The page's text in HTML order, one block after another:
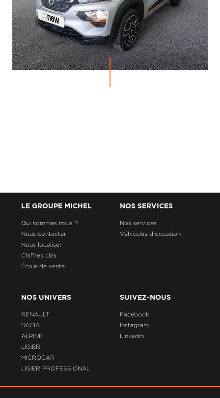
LE GROUPE MICHEL
Qui sommes nous ?
Nous contacter
Nous localiser
Chiffres clés
École de vente
NOS SERVICES
Nos services
Véhicules d'occasion
NOS UNIVERS
RENAULT
DACIA
ALPINE
LIGIER
MICROCAR
LIGIER PROFESSIONAL
SUIVEZ-NOUS
Facebook
Instagram
Linkedin